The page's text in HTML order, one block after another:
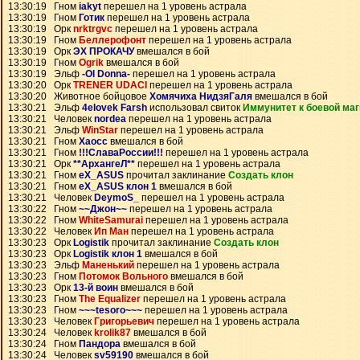
13:30:19 Гном iakyt перешел на 1 уровень астрала
13:30:19 Гном Готик перешел на 1 уровень астрала
13:30:19 Оркnrktrgvc перешел на 1 уровень астрала
13:30:19 Гном Беллерофонт перешел на 1 уровень астрала
13:30:19 Орк ЭХ ПРОКАЧУвмешался в бой
13:30:19 Гном Ogrik вмешался в бой
13:30:19 Эльф -Ol Donna- перешел на 1 уровень астрала
13:30:20 ОркTRENER UDACI перешел на 1 уровень астрала
13:30:20 Животное бойцовое Хомячиха НидзяГаля вмешался в бой
13:30:21 Эльф 4elovek Farsh использовал свиток Иммунитет к боевой
13:30:21 Человек nordea перешел на 1 уровень астрала
13:30:21 Эльф WinStar перешел на 1 уровень астрала
13:30:21 Гном Хаосс вмешался в бой
13:30:21 Гном !!!СлаваРоссии!!! перешел на 1 уровень астрала
13:30:21 Орк**АрхангеЛ** перешел на 1 уровень астрала
13:30:21 Гном eX_ASUS прочитал заклинание Создать клон
13:30:21 Гном eX_ASUS клон 1 вмешался в бой
13:30:21 Человек DeymoS_
перешел на 1 уровень астрала
13:30:22 Гном ~~Джон~~ перешел на 1 уровень астрала
13:30:22 Гном WhiteSamurai перешел на 1 уровень астрала
13:30:22 Человек Ип Ман перешел на 1 уровень астрала
13:30:23 Орк Logistik прочитал заклинание Создать клон
13:30:23 Орк Logistik клон 1 вмешался в бой
13:30:23 Эльф Маненький перешел на 1 уровень астрала
13:30:23 Гном Потомок Вольного вмешался в бой
13:30:23 Орк13-й воин вмешался в бой
13:30:23 Гном The Equalizer перешел на 1 уровень астрала
13:30:23 Гном ~~~tesoro~~~ перешел на 1 уровень астрала
13:30:23 Человек Григорьевич перешел на 1 уровень астрала
13:30:24 Человек krolik87 вмешался в бой
13:30:24 Гном Пандора вмешался в бой
13:30:24 Человекsv59190 вмешался в бой